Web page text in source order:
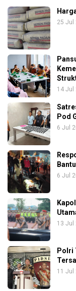
25 Jul
14 Jul
Pod
6 Jul
6 Jul
13 Jul
Polri
11 Jul